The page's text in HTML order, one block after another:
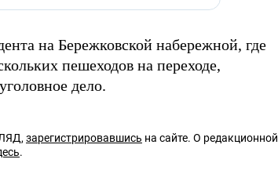
на Бережковской набережной, где
пешеходов на переходе,
уголовное дело.
зарегистрировавшись на сайте. О редакционной
.